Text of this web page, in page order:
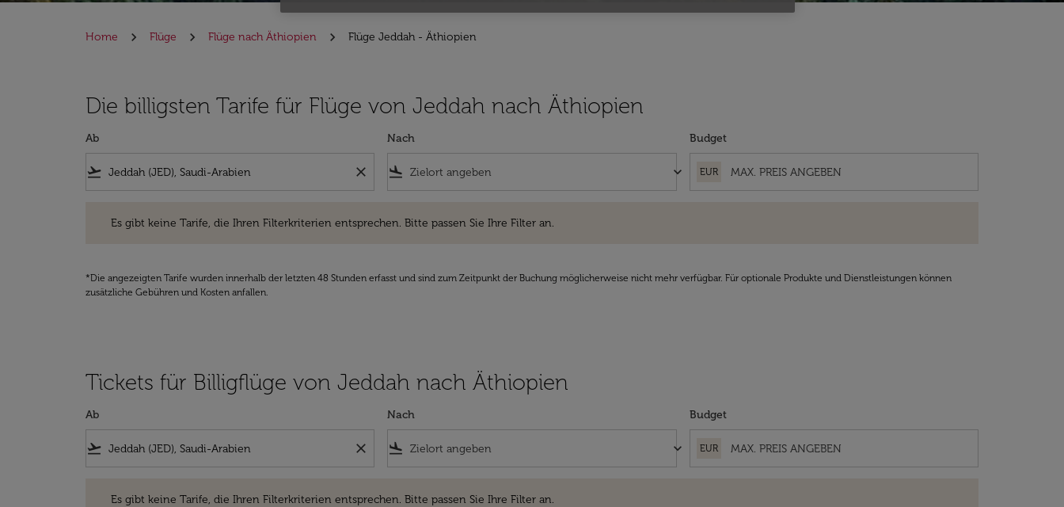
Home Flüge Flüge nach Äthiopien Flüge Jeddah - Äthiopien
Die billigsten Tarife für Flüge von Jeddah nach Äthiopien
Ab
flight_takeoff close
Nach
flight_land keyboard_arrow_down
Budget
EUR
Es gibt keine Tarife, die Ihren Filterkriterien entsprechen. Bitte passen Sie Ihre Filter an.
*Die angezeigten Tarife wurden innerhalb der letzten 48 Stunden erfasst und sind zum Zeitpunkt der Buchung möglicherweise nicht mehr verfügbar. Für optionale Produkte und Dienstleistungen können
zusätzliche Gebühren und Kosten anfallen.
Tickets für Billigflüge von Jeddah nach Äthiopien
Ab
flight_takeoff close
Nach
flight_land keyboard_arrow_down
Budget
EUR
Es gibt keine Tarife, die Ihren Filterkriterien entsprechen. Bitte passen Sie Ihre Filter an.